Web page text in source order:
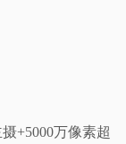
+5000万像素超